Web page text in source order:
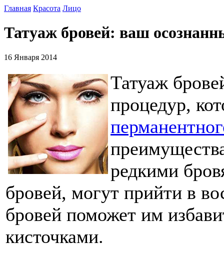
Главная Красота Лицо
Татуаж бровей: ваш
16 Января 2014
Татуаж
процедур,
редкими
бровей, могут прийти в
бровей поможет им
кисточками.